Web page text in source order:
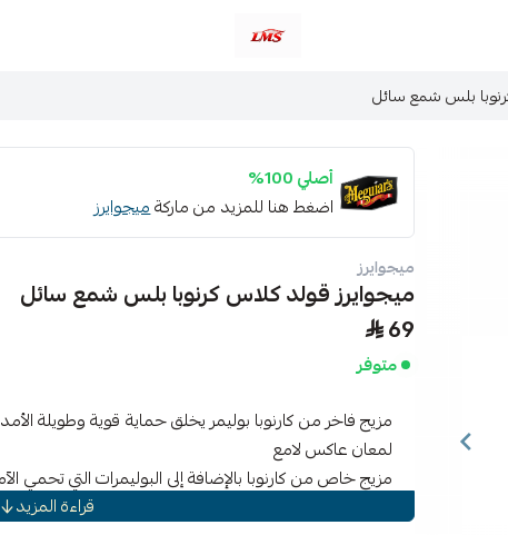
متجر لمسات الشرقية لزينة سيارات LMS
بلس شمع سائل
أصلي 100%
اضغط هنا للمزيد من ماركةميجوايرز
ميجوايرز
ميجوايرز قولد كلاس كرنوبا بلس شمع سائل
69
متوفر
مزيج فاخر من كارنوبا بوليمر يخلق حماية قوية وطويلة
لمعان عاكس لامع
مزيج خاص من كارنوبا بالإضافة إلى البوليمرات التي تحمي
قراءة المزيد